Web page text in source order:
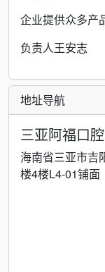
企业提供众多产
负责人王安志
地址导航
三亚阿福口
海南省三亚市吉
楼4楼L4-01铺面